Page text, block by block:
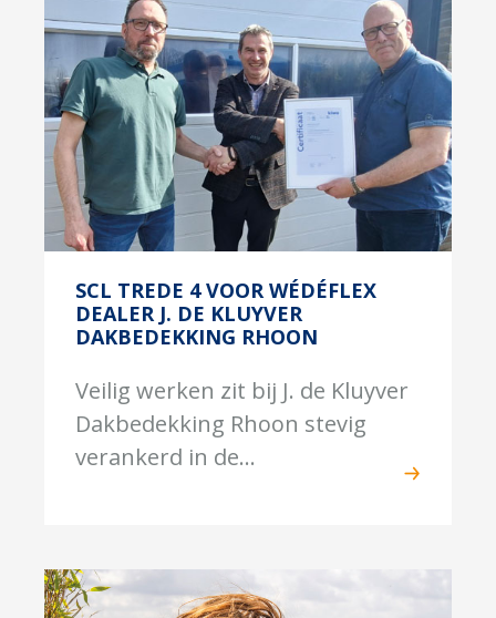
SCL TREDE 4 VOOR WÉDÉFLEX
DEALER J. DE KLUYVER
DAKBEDEKKING RHOON
Veilig werken zit bij J. de Kluyver
Dakbedekking Rhoon stevig
verankerd in de...